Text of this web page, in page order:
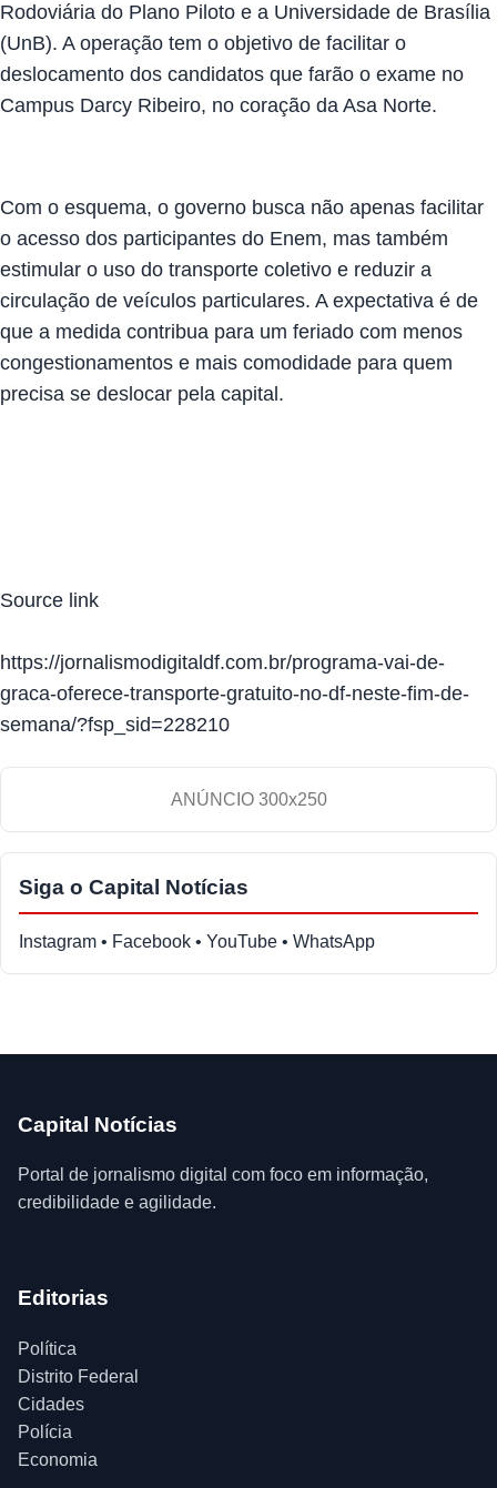
Rodoviária do Plano Piloto e a Universidade de Brasília
(UnB). A operação tem o objetivo de facilitar o
deslocamento dos candidatos que farão o exame no
Campus Darcy Ribeiro, no coração da Asa Norte.
Com o esquema, o governo busca não apenas facilitar
o acesso dos participantes do Enem, mas também
estimular o uso do transporte coletivo e reduzir a
circulação de veículos particulares. A expectativa é de
que a medida contribua para um feriado com menos
congestionamentos e mais comodidade para quem
precisa se deslocar pela capital.
Source link
https://jornalismodigitaldf.com.br/programa-vai-de-
graca-oferece-transporte-gratuito-no-df-neste-fim-de-
semana/?fsp_sid=228210
ANÚNCIO 300x250
Siga o Capital Notícias
Instagram • Facebook • YouTube • WhatsApp
Capital Notícias
Portal de jornalismo digital com foco em informação,
credibilidade e agilidade.
Editorias
Política
Distrito Federal
Cidades
Polícia
Economia